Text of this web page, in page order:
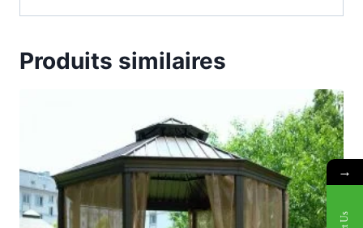
Produits similaires
→